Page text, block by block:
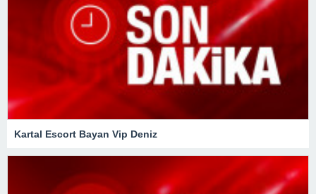
Kartal Escort Bayan Vip Deniz